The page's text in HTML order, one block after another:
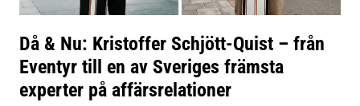
Då & Nu: Kristoffer Schjött-Quist – från
Eventyr till en av Sveriges främsta
experter på affärsrelationer